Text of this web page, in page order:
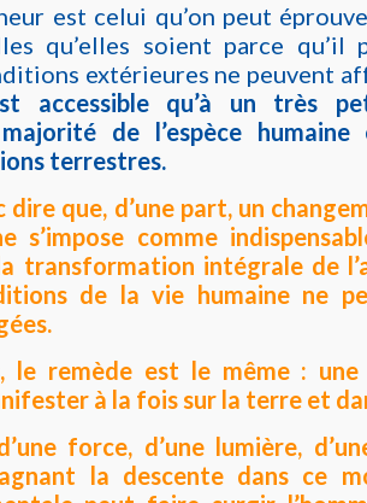
est celui qu’on peut
qu’elles soient parce qu’il
extérieures ne peuvent
accessible qu’à un très
de l’espèce humaine
terrestres.
dire que, d’une part, un
s’impose comme
transformation intégrale de
de la vie humaine ne
le remède est le même : une
à la fois sur la terre et
force, d’une lumière,
la descente dans ce